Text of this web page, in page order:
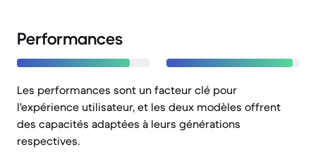
Performances
Les performances sont un facteur clé pour
l'expérience utilisateur, et les deux modèles offrent
des capacités adaptées à leurs générations
respectives.